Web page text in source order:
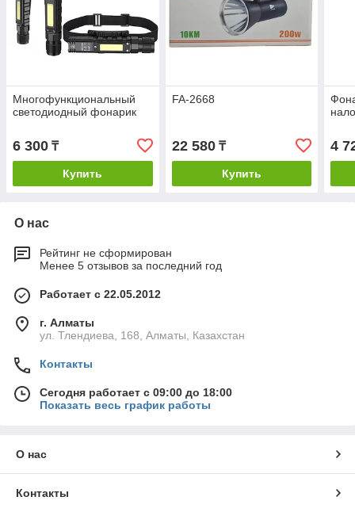
Многофункциональный
светодиодный фонарик
6 300 ₸
Купить
FA-2668
22 580₸
Купить
4
О нас
Рейтинг не сформирован
Менее 5 отзывов за последний год
Работает с 22.05.2012
г. Алматы
ул. Тлендиева, 168, Алматы, Казахстан
Контакты
Сегодня работает с 09:00 до 18:00
Показать весь график работы
О нас
Контакты